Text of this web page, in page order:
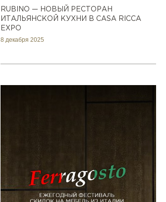
RUBINO — НОВЫЙ РЕСТОРАН
ИТАЛЬЯНСКОЙ КУХНИ В CASA RICCA
EXPO
8 декабря 2025